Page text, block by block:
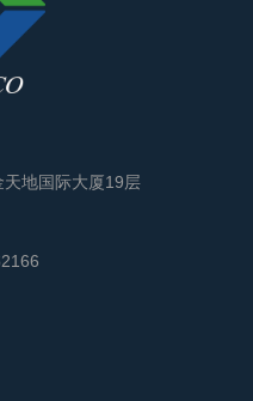
地国际大厦19层